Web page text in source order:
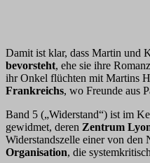
Damit ist klar, dass Martin und
bevorsteht, ehe sie ihre
ihr Onkel flüchten mit Martins
Frankreichs, wo Freunde aus
Band 5 („Widerstand“) ist im
gewidmet, deren Zentrum
Widerstandszelle einer von den
Organisation, die